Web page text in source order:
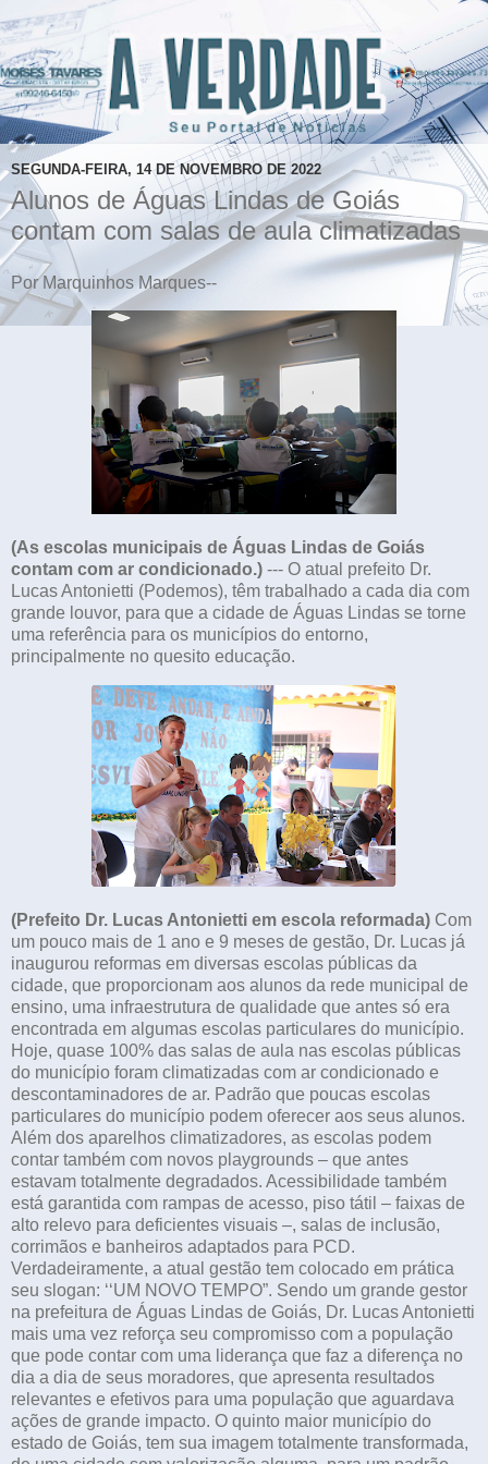
SEGUNDA-FEIRA, 14 DE NOVEMBRO DE 2022
Alunos de Águas Lindas de Goiás
contam com salas de aula climatizadas
Por Marquinhos Marques--
(As escolas municipais de Águas Lindas de Goiás
contam com ar condicionado.) --- O atual prefeito Dr.
Lucas Antonietti (Podemos), têm trabalhado a cada dia com
grande louvor, para que a cidade de Águas Lindas se torne
uma referência para os municípios do entorno,
principalmente no quesito educação.
(Prefeito Dr. Lucas Antonietti em escola reformada) Com
um pouco mais de 1 ano e 9 meses de gestão, Dr. Lucas já
inaugurou reformas em diversas escolas públicas da
cidade, que proporcionam aos alunos da rede municipal de
ensino, uma infraestrutura de qualidade que antes só era
encontrada em algumas escolas particulares do município.
Hoje, quase 100% das salas de aula nas escolas públicas
do município foram climatizadas com ar condicionado e
descontaminadores de ar. Padrão que poucas escolas
particulares do município podem oferecer aos seus alunos.
Além dos aparelhos climatizadores, as escolas podem
contar também com novos playgrounds – que antes
estavam totalmente degradados. Acessibilidade também
está garantida com rampas de acesso, piso tátil – faixas de
alto relevo para deficientes visuais –, salas de inclusão,
corrimãos e banheiros adaptados para PCD.
Verdadeiramente, a atual gestão tem colocado em prática
seu slogan: ‘‘UM NOVO TEMPO”. Sendo um grande gestor
na prefeitura de Águas Lindas de Goiás, Dr. Lucas Antonietti
mais uma vez reforça seu compromisso com a população
que pode contar com uma liderança que faz a diferença no
dia a dia de seus moradores, que apresenta resultados
relevantes e efetivos para uma população que aguardava
ações de grande impacto. O quinto maior município do
estado de Goiás, tem sua imagem totalmente transformada,